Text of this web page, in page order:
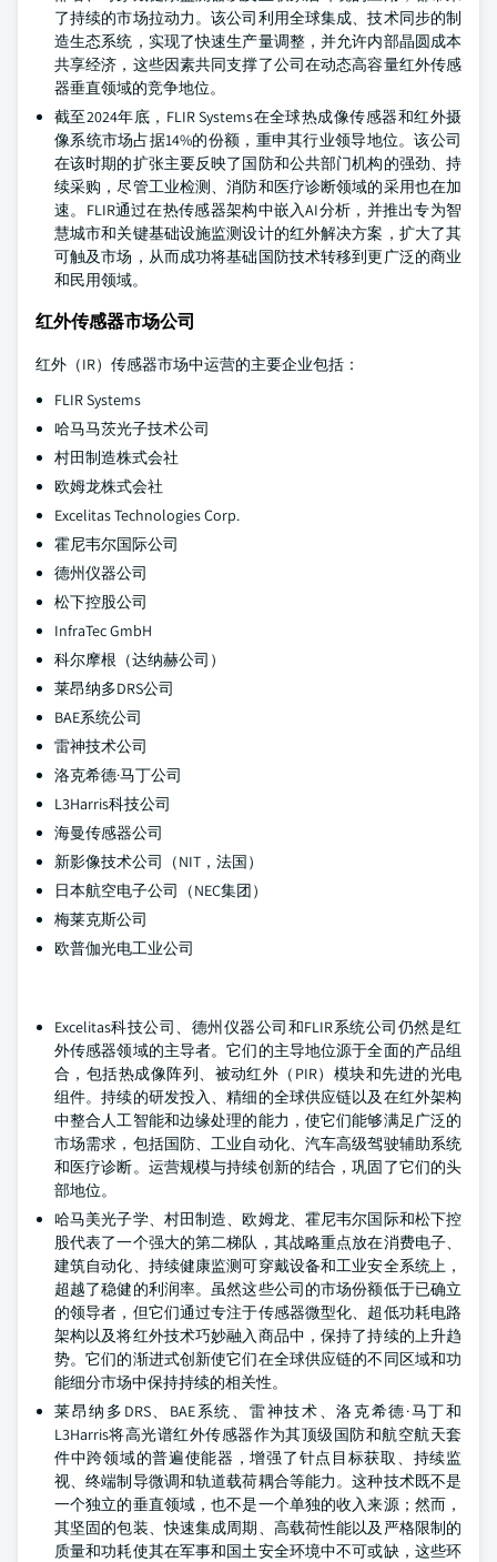
了持续的市场拉动力。该公司利用全球集成、技术同步的制
造生态系统，实现了快速生产量调整，并允许内部晶圆成本
共享经济，这些因素共同支撑了公司在动态高容量红外传感
器垂直领域的竞争地位。
截至2024年底，FLIR Systems在全球热成像传感器和红外摄
像系统市场占据14%的份额，重申其行业领导地位。该公司
在该时期的扩张主要反映了国防和公共部门机构的强劲、持
续采购，尽管工业检测、消防和医疗诊断领域的采用也在加
速。FLIR通过在热传感器架构中嵌入AI分析，并推出专为智
慧城市和关键基础设施监测设计的红外解决方案，扩大了其
可触及市场，从而成功将基础国防技术转移到更广泛的商业
和民用领域。
红外传感器市场公司
红外（IR）传感器市场中运营的主要企业包括：
FLIR Systems
哈马马茨光子技术公司
村田制造株式会社
欧姆龙株式会社
Excelitas Technologies Corp.
霍尼韦尔国际公司
德州仪器公司
松下控股公司
InfraTec GmbH
科尔摩根（达纳赫公司）
莱昂纳多DRS公司
BAE系统公司
雷神技术公司
洛克希德·马丁公司
L3Harris科技公司
海曼传感器公司
新影像技术公司（NIT，法国）
日本航空电子公司（NEC集团）
梅莱克斯公司
欧普伽光电工业公司
Excelitas科技公司、德州仪器公司和FLIR系统公司仍然是红
外传感器领域的主导者。它们的主导地位源于全面的产品组
合，包括热成像阵列、被动红外（PIR）模块和先进的光电
组件。持续的研发投入、精细的全球供应链以及在红外架构
中整合人工智能和边缘处理的能力，使它们能够满足广泛的
市场需求，包括国防、工业自动化、汽车高级驾驶辅助系统
和医疗诊断。运营规模与持续创新的结合，巩固了它们的头
部地位。
哈马美光子学、村田制造、欧姆龙、霍尼韦尔国际和松下控
股代表了一个强大的第二梯队，其战略重点放在消费电子、
建筑自动化、持续健康监测可穿戴设备和工业安全系统上，
超越了稳健的利润率。虽然这些公司的市场份额低于已确立
的领导者，但它们通过专注于传感器微型化、超低功耗电路
架构以及将红外技术巧妙融入商品中，保持了持续的上升趋
势。它们的渐进式创新使它们在全球供应链的不同区域和功
能细分市场中保持持续的相关性。
莱昂纳多DRS、BAE系统、雷神技术、洛克希德·马丁和
L3Harris将高光谱红外传感器作为其顶级国防和航空航天套
件中跨领域的普遍使能器，增强了针点目标获取、持续监
视、终端制导微调和轨道载荷耦合等能力。这种技术既不是
一个独立的垂直领域，也不是一个单独的收入来源；然而，
其坚固的包装、快速集成周期、高载荷性能以及严格限制的
质量和功耗使其在军事和国土安全环境中不可或缺，这些环